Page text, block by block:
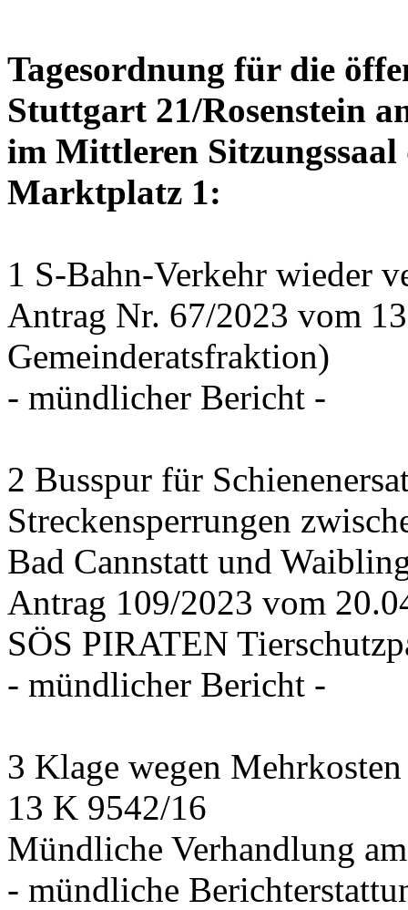
Tagesordnung für die
Stuttgart 21/Rosenstein
im Mittleren Sitzungssaal
Marktplatz 1:
1 S-Bahn-Verkehr wieder
Antrag Nr. 67/2023 vom
Gemeinderatsfraktion)
- mündlicher Bericht -
2 Busspur für
Streckensperrungen
Bad Cannstatt und
Antrag 109/2023 vom
SÖS PIRATEN
- mündlicher Bericht -
3 Klage wegen
13 K 9542/16
Mündliche Verhandlung
- mündliche